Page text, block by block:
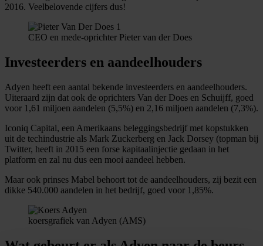
2016. Veelbelovende cijfers dus!
CEO en mede-oprichter Pieter van der Does
Investeerders en aandeelhouders
Adyen heeft een aantal bekende investeerders en aandeelhouders.
Uiteraard zijn dat ook de oprichters Van der Does en Schuijff, goed
voor 1,61 miljoen aandelen (5,5%) en 2,16 miljoen aandelen (7,3%).
Iconiq Capital, een Amerikaans beleggingsbedrijf met kopstukken
uit de techindustrie als Mark Zuckerberg en Jack Dorsey (topman bij
Twitter, heeft in 2015 een forse kapitaalinjectie gedaan in het
platform en zal nu dus een mooi aandeel hebben.
Maar ook prinses Mabel behoort tot de aandeelhouders, zij bezit een
dikke 540.000 aandelen in het bedrijf, goed voor 1,85%.
koersgrafiek van Adyen (AMS)